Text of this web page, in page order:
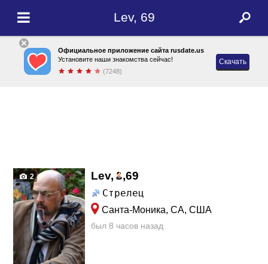
Lev, 69
Официальное приложение сайта rusdate.us
Установите наши знакомства сейчас!
(7248)
Скачать
2 Lev, ,69
Стрелец
Санта-Моника, CA, США
был 8 часов назад